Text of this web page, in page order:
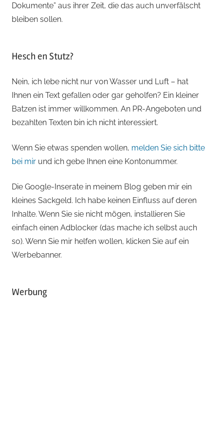
Dokumente” aus ihrer Zeit, die das auch unverfälscht
bleiben sollen.
Hesch en Stutz?
Nein, ich lebe nicht nur von Wasser und Luft – hat
Ihnen ein Text gefallen oder gar geholfen? Ein kleiner
Batzen ist immer willkommen. An PR-Angeboten und
bezahlten Texten bin ich nicht interessiert.
Wenn Sie etwas spenden wollen, melden Sie sich bitte
bei mir und ich gebe Ihnen eine Kontonummer.
Die Google-Inserate in meinem Blog geben mir ein
kleines Sackgeld. Ich habe keinen Einfluss auf deren
Inhalte. Wenn Sie sie nicht mögen, installieren Sie
einfach einen Adblocker (das mache ich selbst auch
so). Wenn Sie mir helfen wollen, klicken Sie auf ein
Werbebanner.
Werbung